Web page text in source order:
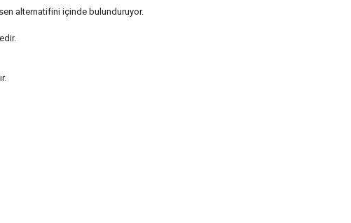
alternatifini içinde bulunduruyor.